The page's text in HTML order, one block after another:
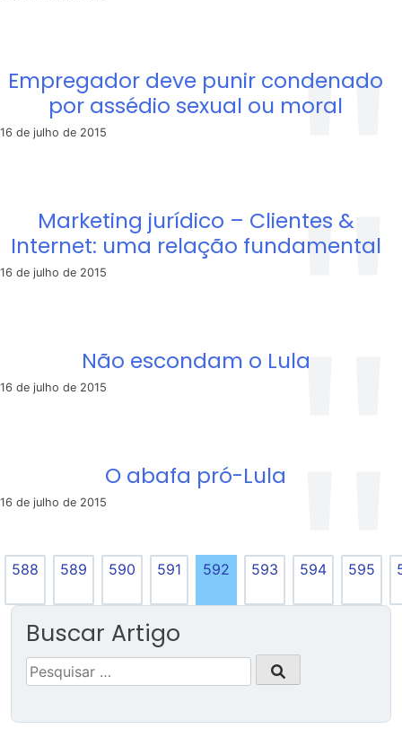
Empregador deve punir condenado
por assédio sexual ou moral
16 de julho de 2015
Marketing jurídico – Clientes &
Internet: uma relação fundamental
16 de julho de 2015
Não escondam o Lula
16 de julho de 2015
O abafa pró-Lula
16 de julho de 2015
588 589 590 591 592 593 594 595
Buscar Artigo
Pesquisar
por: